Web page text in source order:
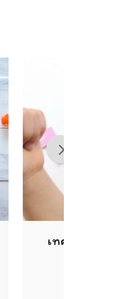
บริหารจัดการ